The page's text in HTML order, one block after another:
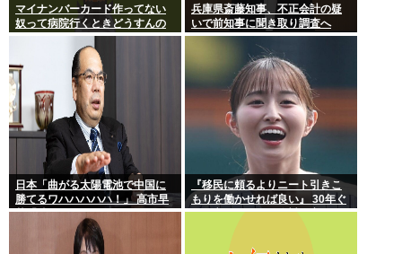
マイナンバーカード作ってない
奴って病院行くときどうすんの
兵庫県斎藤知事、不正会計の疑
いで前知事に聞き取り調査へ
日本「曲がる太陽電池で中国に
勝てるワハハハハハ！」 高市早
苗「勝てる！ ガハハハハハ
『移民に頼るよりニート引きこ
もりを働かせれば良い』 30年ぐ
らい言ってるけど絶対に実現し